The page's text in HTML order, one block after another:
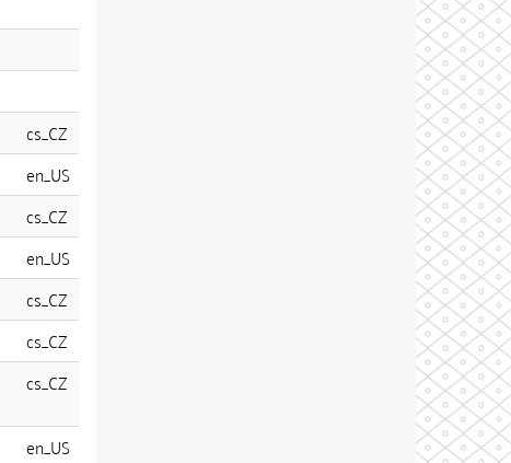
cs_CZ
en_US
cs_CZ
en_US
cs_CZ
cs_CZ
cs_CZ
en_US